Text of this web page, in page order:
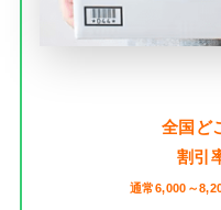
全国ど
割引
通常6,000～